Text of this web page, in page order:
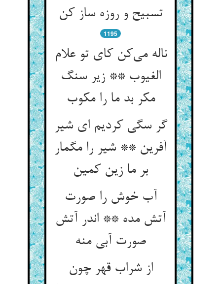
تسبیح و روزه ساز کن‌‌
1195
ناله می‌‌کن کای تو علام
الغیوب ** زیر سنگ
مکر بد ما را مکوب‌‌
گر سگی کردیم ای شیر
آفرین ** شیر را مگمار
آب خوش را صورت
آتش مده ** اندر آتش
از شراب قهر چون